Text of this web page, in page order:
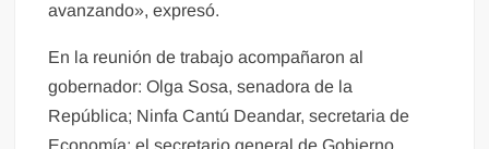
avanzando», expresó.
En la reunión de trabajo acompañaron al
gobernador: Olga Sosa, senadora de la
República; Ninfa Cantú Deandar, secretaria de
Economía; el secretario general de Gobierno,